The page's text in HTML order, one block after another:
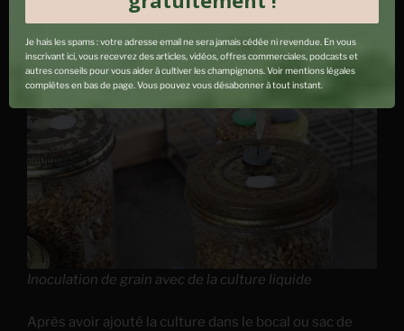
plaçant délicatementdes morceaux de gélose d’agar
ensemencée.
Inoculation de grain avec de la culture liquide
Après avoir ajouté la culture dans le bocal ou sac de
Je hais les spams : votre adresse email ne sera jamais cédée ni revendue. En vous
inscrivant ici, vous recevrez des articles, vidéos, offres commerciales, podcasts et
autres conseils pour vous aider à cultiver les champignons. Voir mentions légales
complètes en bas de page. Vous pouvez vous désabonner à tout instant.